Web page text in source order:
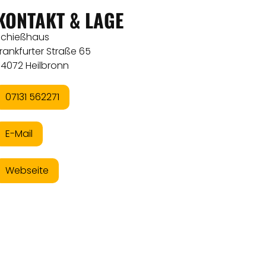
& LAGE
Straße 65
Heilbronn
07131 562271
E-Mail
Webseite